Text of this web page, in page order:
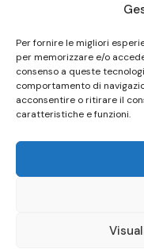
Per fornire le migliori
per memorizzare e/o
consenso a queste
comportamento di
acconsentire o ritirare il
caratteristiche e funzioni.
Festival Teatrale
Sir Ian Livingstone,
Firenze - SEO
Le tue